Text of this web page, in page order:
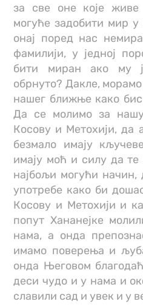
за све оне које живе
могуће задобити мир у
онај поред нас
фамилији, у једној
бити миран ако му
обрнуто? Дакле,
нашег ближње како
Да се молимо за
Косову и Метохији, да
безмало имају
имају моћ и силу да
најбољи могући начин,
употребе како би
Косову и Метохији и
попут Хананејке
нама, а онда
имамо поверења и
онда Његовом
деси чудо и у нама и
славили сад и увек и у